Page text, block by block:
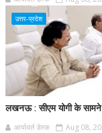
उत्तर-प्रदेश
लखनऊ : सीएम योगी के सामने
आर्यावर्त डेस्क Aug 08,